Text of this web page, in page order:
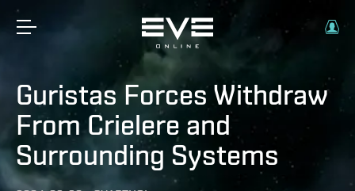
Guristas Forces Withdraw
From Crielere and
Surrounding Systems